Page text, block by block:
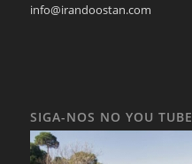
info@irandoostan.com
SIGA-NOS NO YOU TUBE